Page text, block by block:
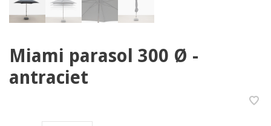
Miami parasol 300 Ø -
antraciet